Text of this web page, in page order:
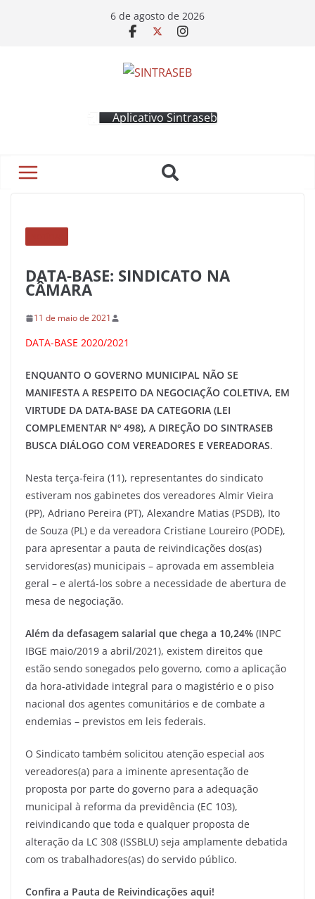
6 de agosto de 2026
Aplicativo Sintraseb
DATA-BASE: SINDICATO NA
CÂMARA
11 de maio de 2021
DATA-BASE 2020/2021
ENQUANTO O GOVERNO MUNICIPAL NÃO SE
MANIFESTA A RESPEITO DA NEGOCIAÇÃO COLETIVA, EM
VIRTUDE DA DATA-BASE DA CATEGORIA (LEI
COMPLEMENTAR Nº 498), A DIREÇÃO DO SINTRASEB
BUSCA DIÁLOGO COM VEREADORES E VEREADORAS.
Nesta terça-feira (11), representantes do sindicato
estiveram nos gabinetes dos vereadores Almir Vieira
(PP), Adriano Pereira (PT), Alexandre Matias (PSDB), Ito
de Souza (PL) e da vereadora Cristiane Loureiro (PODE),
para apresentar a pauta de reivindicações dos(as)
servidores(as) municipais – aprovada em assembleia
geral – e alertá-los sobre a necessidade de abertura de
mesa de negociação.
Além da defasagem salarial que chega a 10,24% (INPC
IBGE maio/2019 a abril/2021), existem direitos que
estão sendo sonegados pelo governo, como a aplicação
da hora-atividade integral para o magistério e o piso
nacional dos agentes comunitários e de combate a
endemias – previstos em leis federais.
O Sindicato também solicitou atenção especial aos
vereadores(a) para a iminente apresentação de
proposta por parte do governo para a adequação
municipal à reforma da previdência (EC 103),
reivindicando que toda e qualquer proposta de
alteração da LC 308 (ISSBLU) seja amplamente debatida
com os trabalhadores(as) do servido público.
Confira a Pauta de Reivindicações aqui!